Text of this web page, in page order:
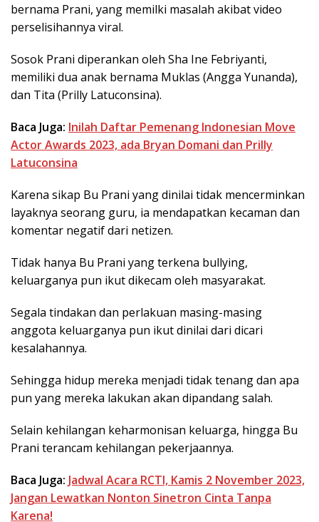
bernama Prani, yang memilki masalah akibat video
perselisihannya viral.
Sosok Prani diperankan oleh Sha Ine Febriyanti,
memiliki dua anak bernama Muklas (Angga Yunanda),
dan Tita (Prilly Latuconsina).
Baca Juga: Inilah Daftar Pemenang Indonesian Move
Actor Awards 2023, ada Bryan Domani dan Prilly
Latuconsina
Karena sikap Bu Prani yang dinilai tidak mencerminkan
layaknya seorang guru, ia mendapatkan kecaman dan
komentar negatif dari netizen.
Tidak hanya Bu Prani yang terkena bullying,
keluarganya pun ikut dikecam oleh masyarakat.
Segala tindakan dan perlakuan masing-masing
anggota keluarganya pun ikut dinilai dari dicari
kesalahannya.
Sehingga hidup mereka menjadi tidak tenang dan apa
pun yang mereka lakukan akan dipandang salah.
Selain kehilangan keharmonisan keluarga, hingga Bu
Prani terancam kehilangan pekerjaannya.
Baca Juga: Jadwal Acara RCTI, Kamis 2 November 2023,
Jangan Lewatkan Nonton Sinetron Cinta Tanpa
Karena!